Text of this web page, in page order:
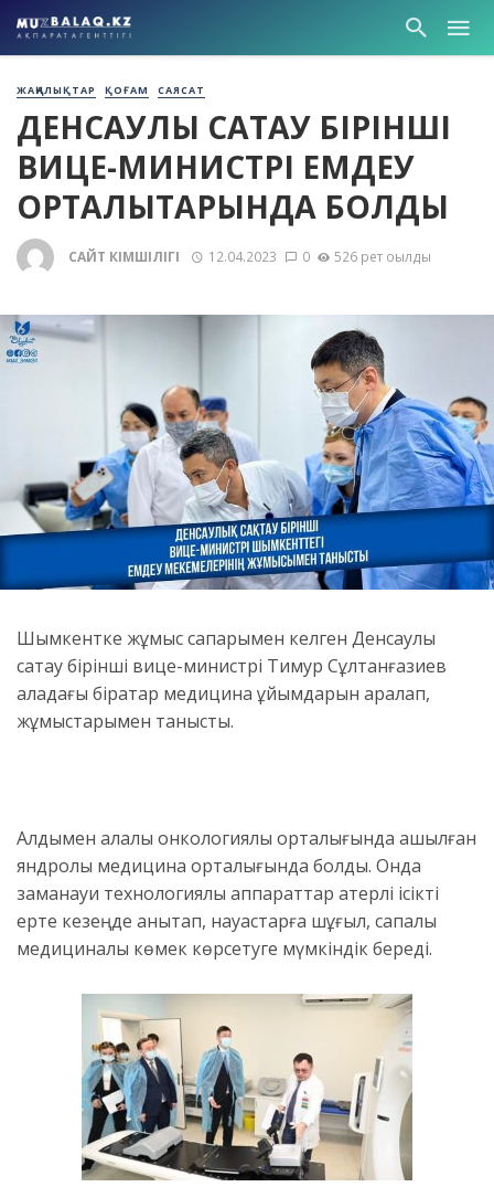
ЖАҢАЛЫҚТАР ҚОҒАМ САЯСАТ
ДЕНСАУЛЫҚ САҚТАУ БІРІНШІ
ВИЦЕ-МИНИСТРІ ЕМДЕУ
ОРТАЛЫҚТАРЫНДА БОЛДЫ
САЙТ ӘКІМШІЛІГІ 12.04.2023 0 526 рет оқылды
Шымкентке жұмыс сапарымен келген Денсаулық
сақтау бірінші вице-министрі Тимур Сұлтанғазиев
қаладағы бірқатар медицина ұйымдарын аралап,
жұмыстарымен танысты.
Алдымен қалалық онкологиялық орталығында ашылған
яндролық медицина орталығында болды. Онда
заманауи технологиялық аппараттар қатерлі ісікті
ерте кезеңде анықтап, науқастарға шұғыл, сапалы
медициналық көмек көрсетуге мүмкіндік береді.